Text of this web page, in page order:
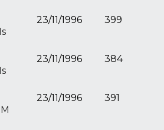
23/11/1996 399
23/11/1996 384
23/11/1996 391